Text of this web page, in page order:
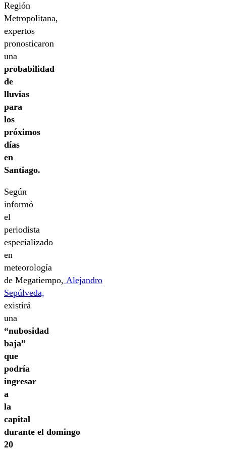
Región
Metropolitana,
expertos
pronosticaron
una
probabilidad
de
lluvias
para
los
próximos
días
en
Santiago.
Según
informó
el
periodista
especializado
en
meteorología
de Megatiempo, Alejandro
Sepúlveda,
existirá
una
“nubosidad
baja”
que
podría
ingresar
a
la
capital
durante el domingo
20